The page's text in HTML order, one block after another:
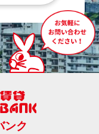
ンク